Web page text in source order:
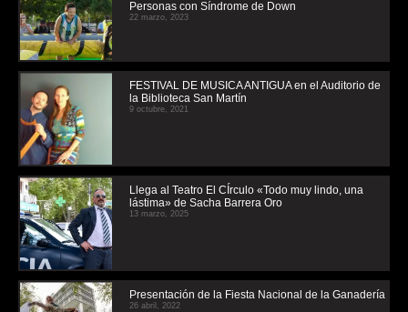
Personas con Síndrome de Down
22 marzo, 2023
FESTIVAL DE MUSICA ANTIGUA en el Auditorio de
la Biblioteca San Martín
9 octubre, 2021
Llega al Teatro El CÍrculo «Todo muy lindo, una
lástima» de Sacha Barrera Oro
13 marzo, 2025
Presentación de la Fiesta Nacional de la Ganadería
26 abril, 2022